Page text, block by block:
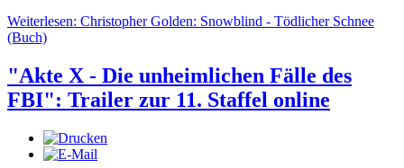
Weiterlesen: Christopher Golden: Snowblind - Tödlicher Schnee
(Buch)
"Akte X - Die unheimlichen Fälle des
FBI": Trailer zur 11. Staffel online